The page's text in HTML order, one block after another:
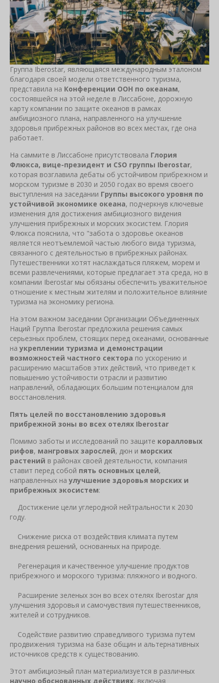
Группа Iberostar, являющаяся международным эталоном
благодаря своей модели ответственного туризма,
представила на Конференции ООН по океанам,
состоявшейся на этой неделе в Лиссабоне, дорожную
карту компании по защите океанов в рамках
амбициозного плана, направленного на улучшение
здоровья прибрежных районов во всех местах, где она
работает.
На саммите в Лиссабоне присутствовала Глория
Флюкса, вице-президент и CSO группы Iberostar,
которая возглавила дебаты об устойчивом прибрежном и
морском туризме в 2030 и 2050 годах во время своего
выступления на заседании Группы высокого уровня по
устойчивой экономике океана, подчеркнув ключевые
изменения для достижения амбициозного видения
улучшения прибрежных и морских экосистем. Глория
Флюкса пояснила, что "забота о здоровье океанов
является неотъемлемой частью любого вида туризма,
связанного с деятельностью в прибрежных районах.
Путешественники хотят наслаждаться пляжем, морем и
всеми развлечениями, которые предлагает эта среда, но в
компании Iberostar мы обязаны обеспечить уважительное
отношение к местным жителям и положительное влияние
туризма на экономику региона.
На этом важном заседании Организации Объединенных
Наций Группа Iberostar предложила решения самых
серьезных проблем, стоящих перед океанами, основанные
наукреплении туризма и демонстрации
возможностей частного сектора по ускорению и
расширению масштабов этих действий, что приведет к
повышению устойчивости отрасли и развитию
направлений, обладающих большим потенциалом для
восстановления.
Пять целей по восстановлению здоровья
прибрежной зоны во всех отелях Iberostar
Помимо заботы и исследований по защите коралловых
рифов, мангровых зарослей, дюн и морских
растений в районах своей деятельности, компания
ставит перед собой пять основных целей,
направленных наулучшение здоровья морских и
прибрежных экосистем:
Достижение цели углеродной нейтральности к 2030
году.
Снижение риска от воздействия климата путем
внедрения решений, основанных на природе.
Регенерация и качественное улучшение продуктов
прибрежного и морского туризма: пляжного и водного.
Расширение зеленых зон во всех отелях Iberostar для
улучшения здоровья и самочувствия путешественников,
жителей и сотрудников.
Содействие развитию справедливого туризма путем
продвижения туризма на базе общин и альтернативных
источников средств к существованию.
Этот амбициозный план материализуется в различных
научно обоснованных действиях, включая